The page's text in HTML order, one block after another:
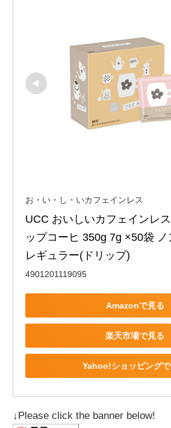
お・い・し・いカフェインレス
UCC おいしいカフェインレ
ップコーヒ 350g 7g ×50袋
レギュラー(ドリップ)
4901201119095
Amazonで見る
楽天市場で見る
Yahoo!ショッピング
↓Please click the banner below!